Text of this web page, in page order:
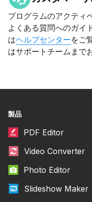
プログラムのアクティ
よくある質問へのガイ
はヘルプセンターをご
はサポートチームまで
製品
PDF Editor
Video Converter
Photo Editor
Slideshow Maker